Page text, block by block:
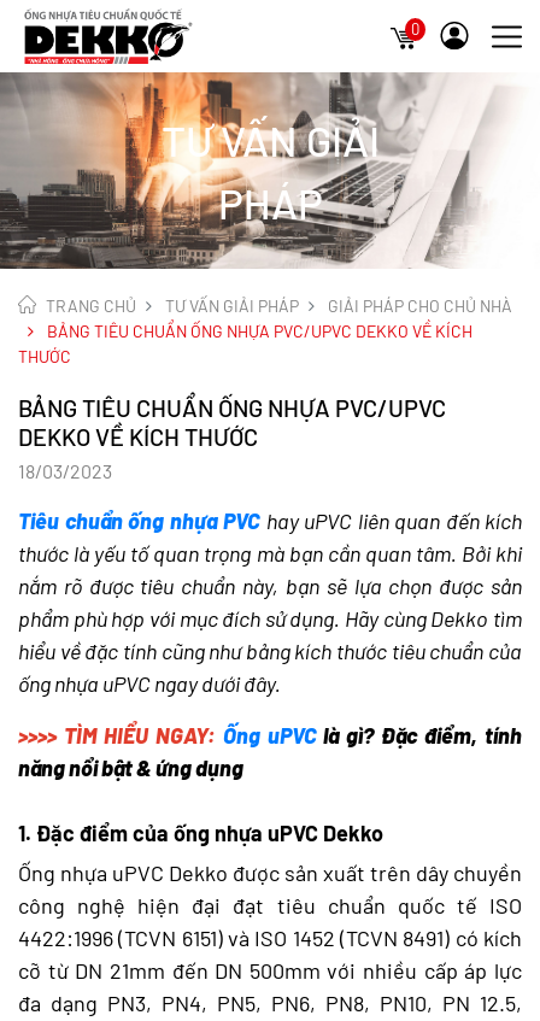
0
TƯ VẤN GIẢI
PHÁP
TRANG CHỦ TƯ VẤN GIẢI PHÁP
GIẢI PHÁP CHO CHỦ NHÀ
BẢNG TIÊU CHUẨN ỐNG NHỰA PVC/UPVC DEKKO VỀ KÍCH
THƯỚC
BẢNG TIÊU CHUẨN ỐNG NHỰA PVC/UPVC
DEKKO VỀ KÍCH THƯỚC
18/03/2023
Tiêu chuẩn ống nhựa PVC hay uPVC liên quan đến kích
thước là yếu tố quan trọng mà bạn cần quan tâm. Bởi khi
nắm rõ được tiêu chuẩn này, bạn sẽ lựa chọn được sản
phẩm phù hợp với mục đích sử dụng. Hãy cùng Dekko tìm
hiểu về đặc tính cũng như bảng kích thước tiêu chuẩn của
ống nhựa uPVC ngay dưới đây.
>>>> TÌM HIỂU NGAY: Ống uPVClà gì? Đặc điểm, tính
năng nổi bật & ứng dụng
1. Đặc điểm của ống nhựa uPVC Dekko
Ống nhựa uPVC Dekko được sản xuất trên dây chuyền
công nghệ hiện đại đạt tiêu chuẩn quốc tế ISO
4422:1996 (TCVN 6151) và ISO 1452 (TCVN 8491) có kích
cỡ từ DN 21mm đến DN 500mm với nhiều cấp áp lực
đa dạng PN3, PN4, PN5, PN6, PN8, PN10, PN 12.5,